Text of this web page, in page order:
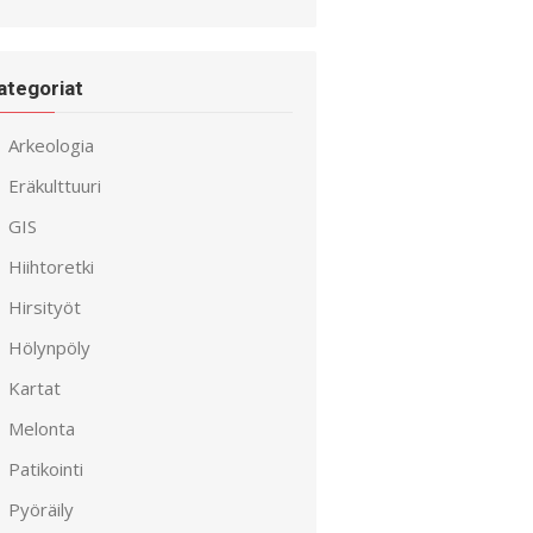
Arkeologia
Eräkulttuuri
GIS
Hiihtoretki
Hirsityöt
Hölynpöly
Kartat
Melonta
Patikointi
Pyöräily